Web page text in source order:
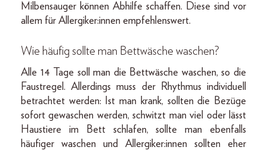
Milbensauger können Abhilfe schaffen. Diese sind vor
allem für Allergiker:innen empfehlenswert.
Wie häufig sollte man Bettwäsche waschen?
Alle 14 Tage soll man die Bettwäsche waschen, so die
Faustregel. Allerdings muss der Rhythmus individuell
betrachtet werden: Ist man krank, sollten die Bezüge
sofort gewaschen werden, schwitzt man viel oder lässt
Haustiere im Bett schlafen, sollte man ebenfalls
häufiger waschen und Allergiker:innen sollten eher